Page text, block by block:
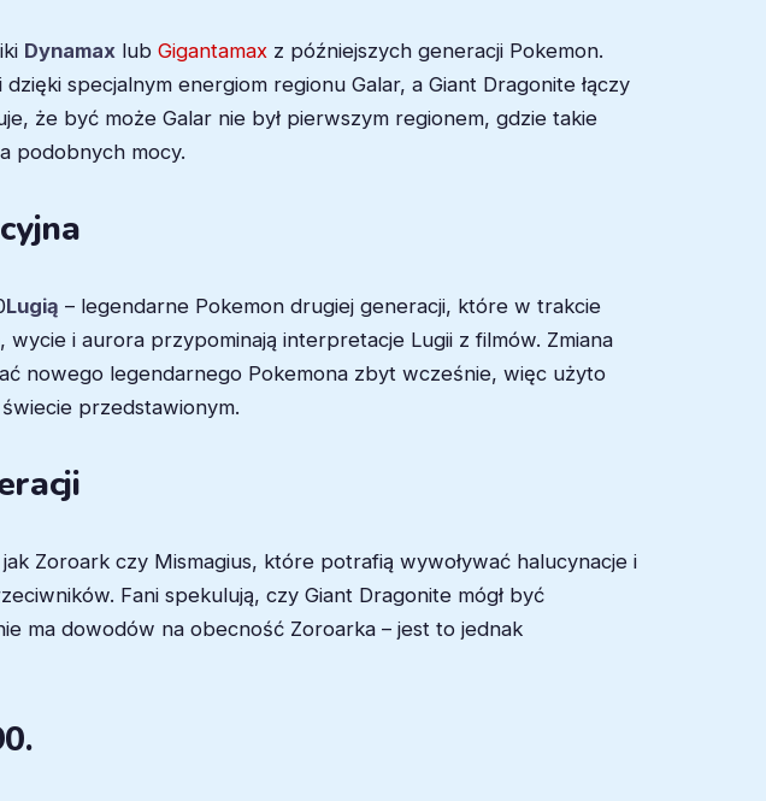
Dynamax lub Gigantamax z późniejszych generacji Pokemon.
specjalnym energiom regionu Galar, a Giant Dragonite łączy
że być może Galar nie był pierwszym regionem, gdzie takie
podobnych mocy.
Lugią – legendarne Pokemon drugiej generacji, które w trakcie
i aurora przypominają interpretacje Lugii z filmów. Zmiana
nowego legendarnego Pokemona zbyt wcześnie, więc użyto
przedstawionym.
Zoroark czy Mismagius, które potrafią wywoływać halucynacje i
Fani spekulują, czy Giant Dragonite mógł być
ma dowodów na obecność Zoroarka – jest to jednak